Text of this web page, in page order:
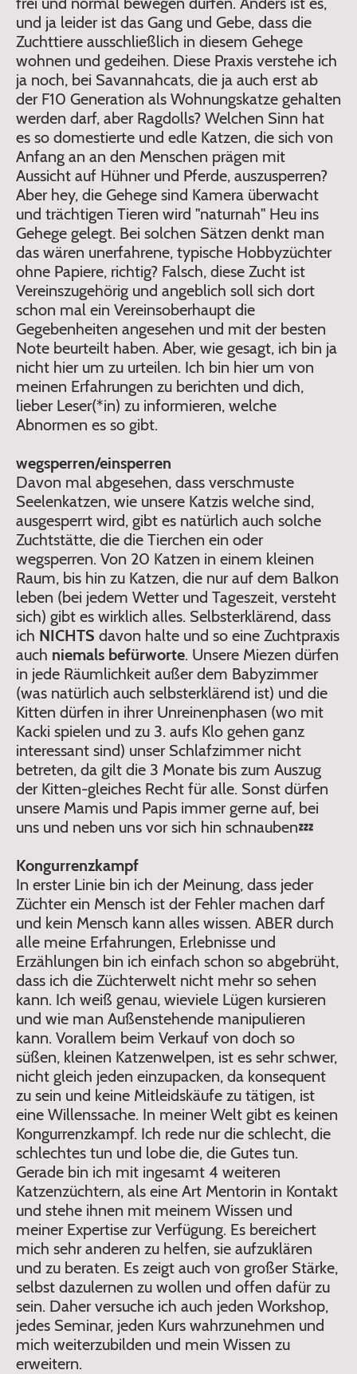
und ja leider ist das Gang und Gebe, dass die
Zuchttiere ausschließlich in diesem Gehege
wohnen und gedeihen. Diese Praxis verstehe ich
ja noch, bei Savannahcats, die ja auch erst ab
der F10 Generation als Wohnungskatze gehalten
werden darf, aber Ragdolls? Welchen Sinn hat
es so domestierte und edle Katzen, die sich von
Anfang an an den Menschen prägen mit
Aussicht auf Hühner und Pferde, auszusperren?
Aber hey, die Gehege sind Kamera überwacht
und trächtigen Tieren wird "naturnah" Heu ins
Gehege gelegt. Bei solchen Sätzen denkt man
das wären unerfahrene, typische Hobbyzüchter
ohne Papiere, richtig? Falsch, diese Zucht ist
Vereinszugehörig und angeblich soll sich dort
schon mal ein Vereinsoberhaupt die
Gegebenheiten angesehen und mit der besten
Note beurteilt haben. Aber, wie gesagt, ich bin ja
nicht hier um zu urteilen. Ich bin hier um von
meinen Erfahrungen zu berichten und dich,
lieber Leser(*in) zu informieren, welche
Abnormen es so gibt.
wegsperren/einsperren
Davon mal abgesehen, dass verschmuste
Seelenkatzen, wie unsere Katzis welche sind,
ausgesperrt wird, gibt es natürlich auch solche
Zuchtstätte, die die Tierchen ein oder
wegsperren. Von 20 Katzen in einem kleinen
Raum, bis hin zu Katzen, die nur auf dem Balkon
leben (bei jedem Wetter und Tageszeit, versteht
sich) gibt es wirklich alles. Selbsterklärend, dass
ich NICHTS davon halte und so eine Zuchtpraxis
auch niemals befürworte. Unsere Miezen dürfen
in jede Räumlichkeit außer dem Babyzimmer
(was natürlich auch selbsterklärend ist) und die
Kitten dürfen in ihrer Unreinenphasen (wo mit
Kacki spielen und zu 3. aufs Klo gehen ganz
interessant sind) unser Schlafzimmer nicht
betreten, da gilt die 3 Monate bis zum Auszug
der Kitten-gleiches Recht für alle. Sonst dürfen
unsere Mamis und Papis immer gerne auf, bei
uns und neben uns vor sich hin schnauben💤
Kongurrenzkampf
In erster Linie bin ich der Meinung, dass jeder
Züchter ein Mensch ist der Fehler machen darf
und kein Mensch kann alles wissen. ABER durch
alle meine Erfahrungen, Erlebnisse und
Erzählungen bin ich einfach schon so abgebrüht,
dass ich die Züchterwelt nicht mehr so sehen
kann. Ich weiß genau, wieviele Lügen kursieren
und wie man Außenstehende manipulieren
kann. Vorallem beim Verkauf von doch so
süßen, kleinen Katzenwelpen, ist es sehr schwer,
nicht gleich jeden einzupacken, da konsequent
zu sein und keine Mitleidskäufe zu tätigen, ist
eine Willenssache. In meiner Welt gibt es keinen
Kongurrenzkampf. Ich rede nur die schlecht, die
schlechtes tun und lobe die, die Gutes tun.
Gerade bin ich mit ingesamt 4 weiteren
Katzenzüchtern, als eine Art Mentorin in Kontakt
und stehe ihnen mit meinem Wissen und
meiner Expertise zur Verfügung. Es bereichert
mich sehr anderen zu helfen, sie aufzuklären
und zu beraten. Es zeigt auch von großer Stärke,
selbst dazulernen zu wollen und offen dafür zu
sein. Daher versuche ich auch jeden Workshop,
jedes Seminar, jeden Kurs wahrzunehmen und
mich weiterzubilden und mein Wissen zu
erweitern.